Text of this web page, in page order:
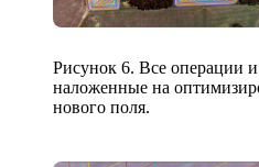
Рисунок 6. Все операции
наложенные на
нового поля.